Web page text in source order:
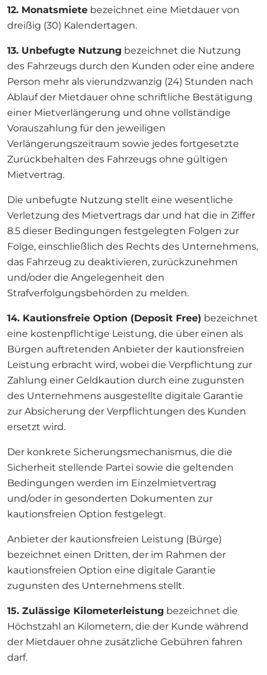
12. Monatsmiete bezeichnet eine Mietdauer von
dreißig (30) Kalendertagen.
13. Unbefugte Nutzung bezeichnet die Nutzung
des Fahrzeugs durch den Kunden oder eine andere
Person mehr als vierundzwanzig (24) Stunden nach
Ablauf der Mietdauer ohne schriftliche Bestätigung
einer Mietverlängerung und ohne vollständige
Vorauszahlung für den jeweiligen
Verlängerungszeitraum sowie jedes fortgesetzte
Zurückbehalten des Fahrzeugs ohne gültigen
Mietvertrag.
Die unbefugte Nutzung stellt eine wesentliche
Verletzung des Mietvertrags dar und hat die in Ziffer
8.5 dieser Bedingungen festgelegten Folgen zur
Folge, einschließlich des Rechts des Unternehmens,
das Fahrzeug zu deaktivieren, zurückzunehmen
und/oder die Angelegenheit den
Strafverfolgungsbehörden zu melden.
14. Kautionsfreie Option (Deposit Free) bezeichnet
eine kostenpflichtige Leistung, die über einen als
Bürgen auftretenden Anbieter der kautionsfreien
Leistung erbracht wird, wobei die Verpflichtung zur
Zahlung einer Geldkaution durch eine zugunsten
des Unternehmens ausgestellte digitale Garantie
zur Absicherung der Verpflichtungen des Kunden
ersetzt wird.
Der konkrete Sicherungsmechanismus, die die
Sicherheit stellende Partei sowie die geltenden
Bedingungen werden im Einzelmietvertrag
und/oder in gesonderten Dokumenten zur
kautionsfreien Option festgelegt.
Anbieter der kautionsfreien Leistung (Bürge)
bezeichnet einen Dritten, der im Rahmen der
kautionsfreien Option eine digitale Garantie
zugunsten des Unternehmens stellt.
15. Zulässige Kilometerleistung bezeichnet die
Höchstzahl an Kilometern, die der Kunde während
der Mietdauer ohne zusätzliche Gebühren fahren
darf.